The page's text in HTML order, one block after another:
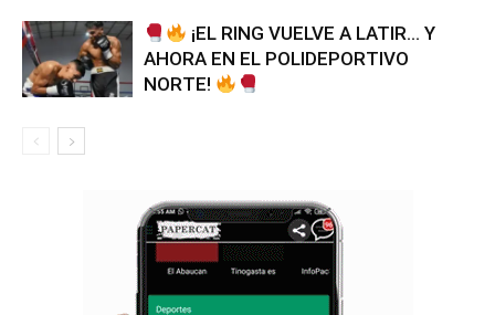
¡EL RING VUELVE A LATIR… Y
AHORA EN EL POLIDEPORTIVO
NORTE!